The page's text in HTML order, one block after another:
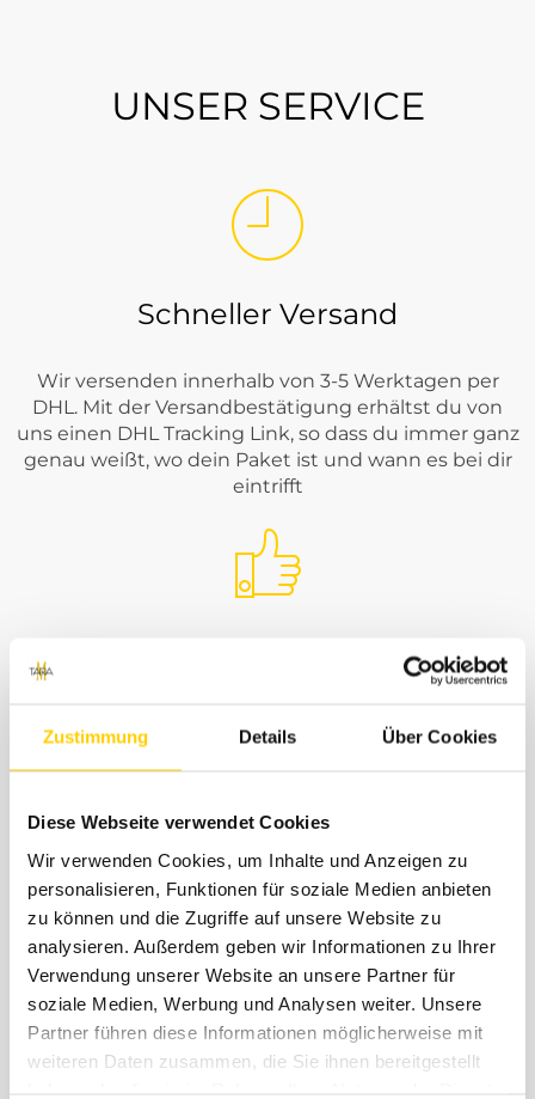
Zustimmung Details Über Cookies
Diese Webseite verwendet Cookies
Wir verwenden Cookies, um Inhalte und Anzeigen zu
personalisieren, Funktionen für soziale Medien anbieten
zu können und die Zugriffe auf unsere Website zu
analysieren. Außerdem geben wir Informationen zu Ihrer
Verwendung unserer Website an unsere Partner für
soziale Medien, Werbung und Analysen weiter. Unsere
Partner führen diese Informationen möglicherweise mit
weiteren Daten zusammen, die Sie ihnen bereitgestellt
UNSER SERVICE
Schneller Versand
Wir versenden innerhalb von 3-5 Werktagen per
DHL. Mit der Versandbestätigung erhältst du von
uns einen DHL Tracking Link, so dass du immer ganz
genau weißt, wo dein Paket ist und wann es bei dir
eintrifft
Kostengünstiger Versand
wir für dich. Einen kleinen Anteil von 4,99€
berechnen wir dir einmalig pro Bestellung für
Rückversand im Falle einer Retoure ist immer
kostenlos. Jeder Bestellung legen wir ein
kostenloses Retourenlabel von DHL bei. ( Innerhalb
DE )
Support